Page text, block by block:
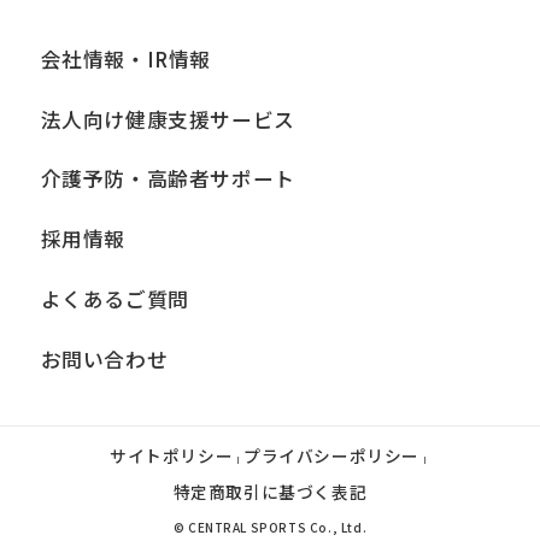
会社情報・IR情報
法人向け健康支援サービス
介護予防・高齢者サポート
採用情報
よくあるご質問
お問い合わせ
サイトポリシー | プライバシーポリシー |
特定商取引に基づく表記
© CENTRAL SPORTS Co., Ltd.